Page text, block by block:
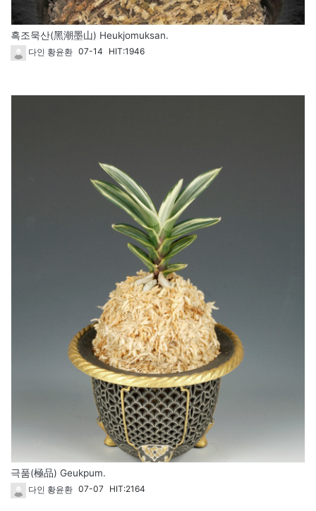
흑조묵산(黑潮墨山) Heukjomuksan.
다인 황윤환 07-14 HIT:1946
극품(極品) Geukpum.
다인 황윤환 07-07 HIT:2164